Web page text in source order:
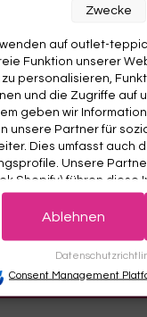
Lila Grau Schwarz
auf outlet-
Funktion unserer
personalisieren,
und die Zugriffe auf
geben wir
unsere Partner für
Dies umfasst auch
Unsere
Shopify) führen diese
zusammen, die
eines persönlichen
Sie jederzeit
unten klicken und
Zwecke
Ablehnen
Consent Management
werden sicher gespeichert
ist nur einmal pro
kein weiterer Code vergeben.
ANMELDEN